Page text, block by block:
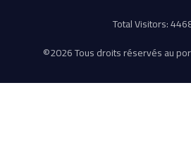
Total Visitors:
©2026 Tous droits réservés au